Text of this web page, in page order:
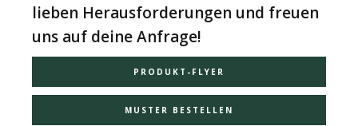
lieben Herausforderungen und freuen
uns auf deine Anfrage!
PRODUKT-FLYER
MUSTER BESTELLEN